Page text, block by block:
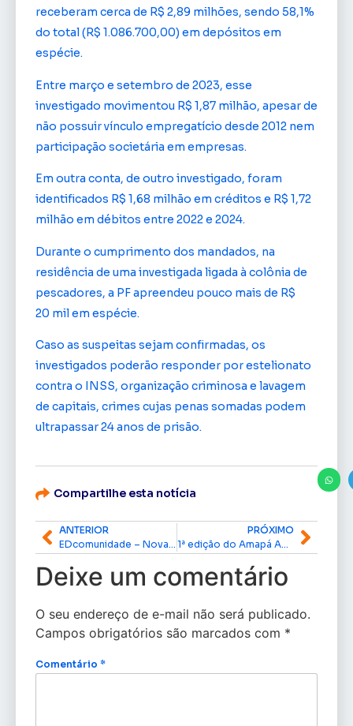
receberam cerca de R$ 2,89 milhões, sendo 58,1%
do total (R$ 1.086.700,00) em depósitos em
espécie.
Entre março e setembro de 2023, esse
investigado movimentou R$ 1,87 milhão, apesar de
não possuir vínculo empregatício desde 2012 nem
participação societária em empresas.
Em outra conta, de outro investigado, foram
identificados R$ 1,68 milhão em créditos e R$ 1,72
milhão em débitos entre 2022 e 2024.
Durante o cumprimento dos mandados, na
residência de uma investigada ligada à colônia de
pescadores, a PF apreendeu pouco mais de R$
20 mil em espécie.
Caso as suspeitas sejam confirmadas, os
investigados poderão responder por estelionato
contra o INSS, organização criminosa e lavagem
de capitais, crimes cujas penas somadas podem
ultrapassar 24 anos de prisão.
Compartilhe esta notícia
ANTERIOR
EDcomunidade – Nova diretoria ACLEAP
PRÓXIMO
1ª edição do Amapá AgroSummit será lançada durante a 54ª Expofeira
Deixe um comentário
O seu endereço de e-mail não será publicado.
Campos obrigatórios são marcados com *
Comentário *